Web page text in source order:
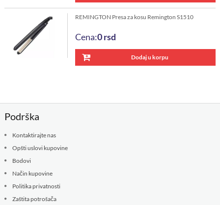
REMINGTON Presa za kosu Remington S1510
Cena:0rsd
Dodaj u korpu
Podrška
Kontaktirajte nas
Opšti uslovi kupovine
Bodovi
Način kupovine
Politika privatnosti
Zaštita potrošača